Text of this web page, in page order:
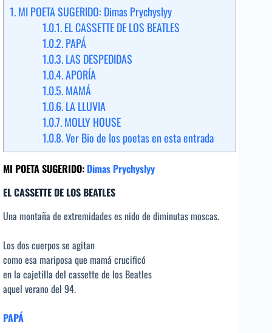
1.MI POETA SUGERIDO: Dimas Prychyslyy
1.0.1.EL CASSETTE DE LOS BEATLES
1.0.2.PAPÁ
1.0.3.LAS DESPEDIDAS
1.0.4.APORÍA
1.0.5.MAMÁ
1.0.6.LA LLUVIA
1.0.7.MOLLY HOUSE
1.0.8.Ver Bio de los poetas en esta entrada
MI POETA SUGERIDO: Dimas Prychyslyy
EL CASSETTE DE LOS BEATLES
Una montaña de extremidades es nido de diminutas moscas.
Los dos cuerpos se agitan
como esa mariposa que mamá crucificó
en la cajetilla del cassette de los Beatles
aquel verano del 94.
PAPÁ